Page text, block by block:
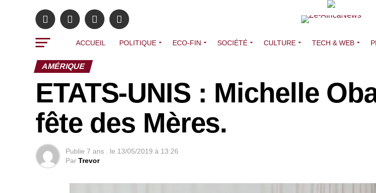
ACCUEIL POLITIQUE ECO-FIN SOCIÉTÉ CULTURE TECH & WEB
AMÉRIQUE
ETATS-UNIS : Michelle
fête des Mères.
Publie 7 ans . le 13/05/2019 à 13:26
Par Trevor